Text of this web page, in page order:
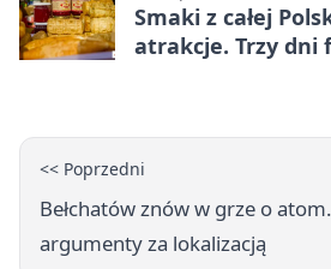
Smaki z całej
atrakcje. Trzy dni
<< Poprzedni
Bełchatów znów w grze o
argumenty za lokalizacją